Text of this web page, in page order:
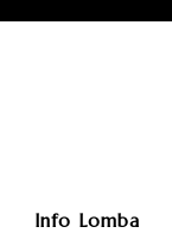
Info Lomba